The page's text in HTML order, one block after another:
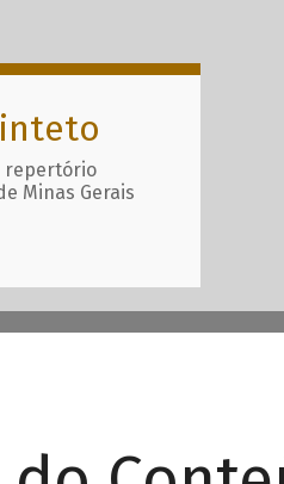
repertório
Minas Gerais